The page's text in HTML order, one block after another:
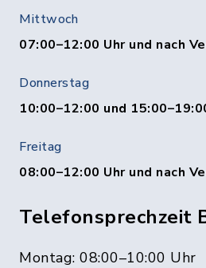
Mittwoch
07:00–12:00 Uhr und nach
Donnerstag
10:00–12:00 und
Freitag
08:00–12:00 Uhr und nach
Telefonsprechzeit
Montag: 08:00–10:00 Uhr